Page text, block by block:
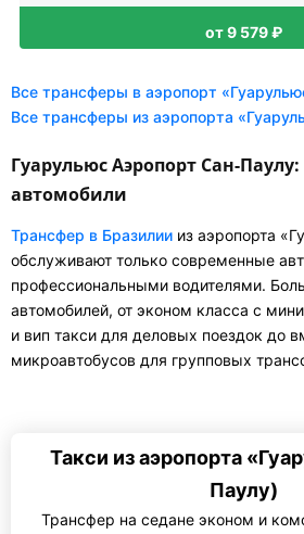
от 9 579 ₽
Все трансферы в аэропорт
Все трансферы из аэропорта
Гуарульюс Аэропорт Сан-
автомобили
Трансфер в Бразилии из аэропорта
обслуживают только современные
профессиональными водителями.
автомобилей, от эконом класса с
и вип такси для деловых поездок до
микроавтобусов для групповых
Такси из аэропорта
Паулу)
Трансфер на седане эконом и